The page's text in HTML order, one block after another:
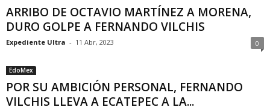
ARRIBO DE OCTAVIO MARTÍNEZ A MORENA,
DURO GOLPE A FERNANDO VILCHIS
Expediente Ultra - 11 Abr, 2023 0
EdoMex
POR SU AMBICIÓN PERSONAL, FERNANDO
VILCHIS LLEVA A ECATEPEC A LA...